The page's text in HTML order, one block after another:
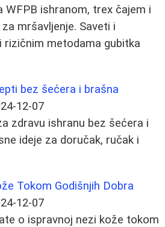
WFPB ishranom, trex čajem i
mršavljenje. Saveti i
rizičnim metodama gubitka
bez šećera i brašna
12-07
zdravu ishranu bez šećera i
ideje za doručak, ručak i
Tokom Godišnjih Dobra
12-07
o ispravnoj nezi kože tokom